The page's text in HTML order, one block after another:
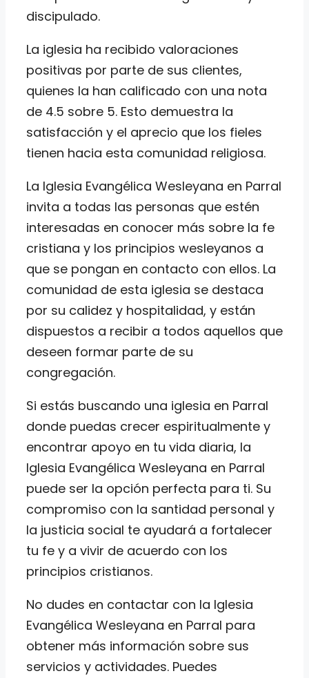
discipulado.
La iglesia ha recibido valoraciones
positivas por parte de sus clientes,
quienes la han calificado con una nota
de 4.5 sobre 5. Esto demuestra la
satisfacción y el aprecio que los fieles
tienen hacia esta comunidad religiosa.
La Iglesia Evangélica Wesleyana en Parral
invita a todas las personas que estén
interesadas en conocer más sobre la fe
cristiana y los principios wesleyanos a
que se pongan en contacto con ellos. La
comunidad de esta iglesia se destaca
por su calidez y hospitalidad, y están
dispuestos a recibir a todos aquellos que
deseen formar parte de su
congregación.
Si estás buscando una iglesia en Parral
donde puedas crecer espiritualmente y
encontrar apoyo en tu vida diaria, la
Iglesia Evangélica Wesleyana en Parral
puede ser la opción perfecta para ti. Su
compromiso con la santidad personal y
la justicia social te ayudará a fortalecer
tu fe y a vivir de acuerdo con los
principios cristianos.
No dudes en contactar con la Iglesia
Evangélica Wesleyana en Parral para
obtener más información sobre sus
servicios y actividades. Puedes